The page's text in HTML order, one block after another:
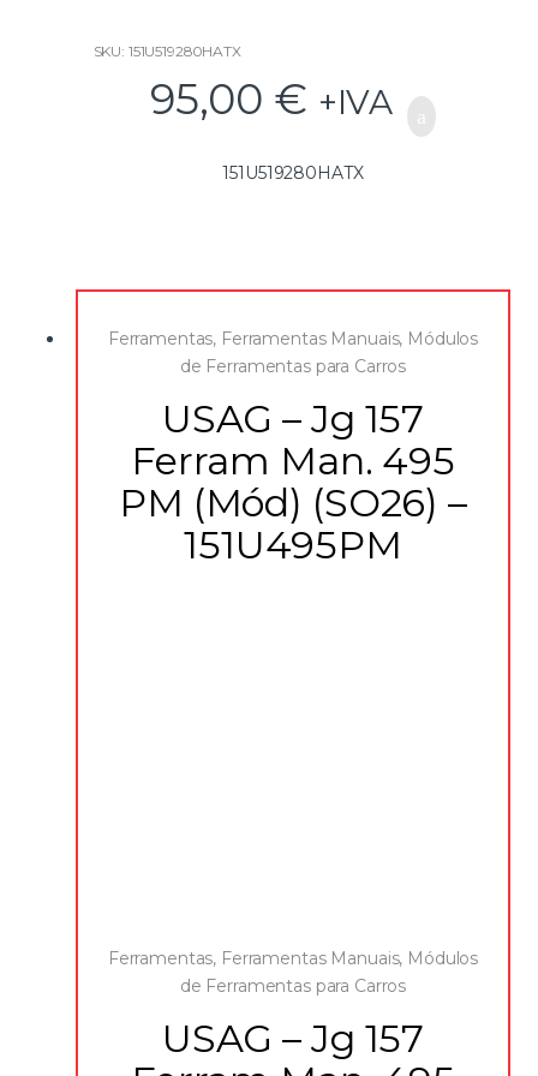
SKU: 151U519280HATX
95,00 € +IVA
151U519280HATX
Ferramentas, Ferramentas Manuais, Módulos
de Ferramentas para Carros
USAG – Jg 157
Ferram Man. 495
PM (Mód) (SO26) –
151U495PM
Ferramentas, Ferramentas Manuais, Módulos
de Ferramentas para Carros
USAG – Jg 157